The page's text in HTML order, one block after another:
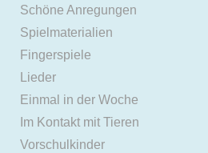
Schöne Anregungen
Spielmaterialien
Fingerspiele
Lieder
Einmal in der Woche
Im Kontakt mit Tieren
Vorschulkinder